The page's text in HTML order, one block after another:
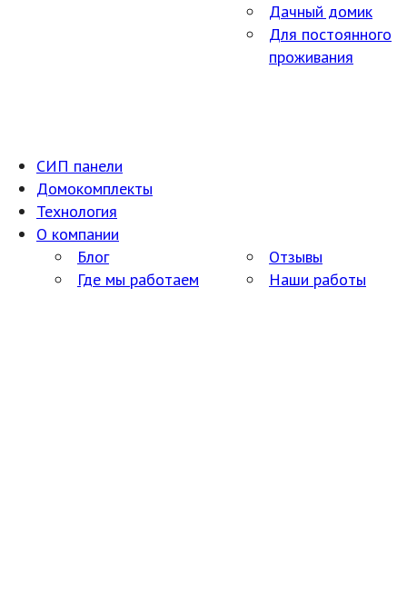
Дачный домик
Для постоянного
проживания
СИП панели
Домокомплекты
Технология
О компании
Блог
Где мы работаем
Отзывы
Наши работы